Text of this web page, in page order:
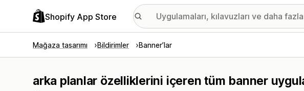
Shopify App Store
Mağaza tasarımı Bildirimler Banner’lar
arka planlar özelliklerini içeren tüm banner